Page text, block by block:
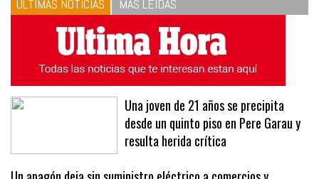
ÚLTIMAS NOTICIAS MÁS LEÍDAS
Una joven de 21 años se precipita
desde un quinto piso en Pere Garau y
resulta herida crítica